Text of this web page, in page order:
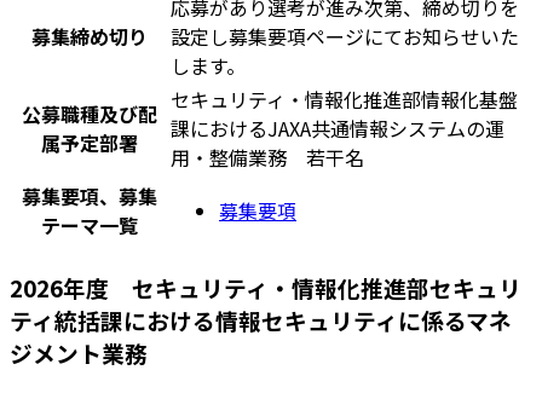
募集締め切り
応募があり選考が進み次第、締め切りを
設定し募集要項ページにてお知らせいた
します。
公募職種及び配
属予定部署
セキュリティ・情報化推進部情報化基盤
課におけるJAXA共通情報システムの運
用・整備業務 若干名
募集要項、募集
テーマ一覧
募集要項
2026年度 セキュリティ・情報化推進部セキュリ
ティ統括課における情報セキュリティに係るマネ
ジメント業務